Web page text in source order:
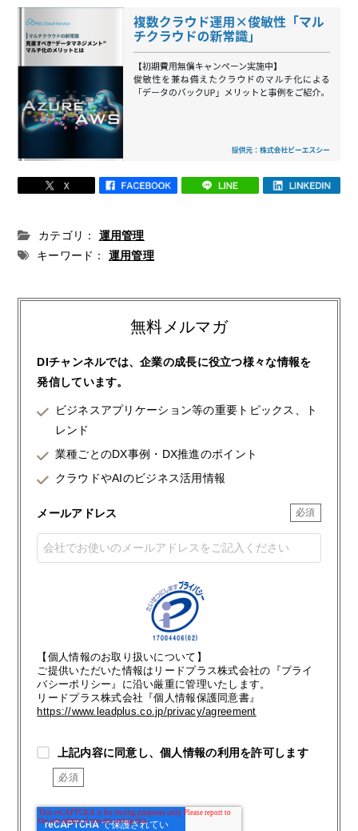
カテゴリ：
運用管理
キーワード：
運用管理
無料メルマガ
DIチャンネルでは、企業の成長に役立つ様々な情報を
発信しています。
ビジネスアプリケーション等の重要トピックス、ト
レンド
業種ごとのDX事例・DX推進のポイント
クラウドやAIのビジネス活用情報
メールアドレス
【個人情報のお取り扱いについて】
ご提供いただいた情報はリードプラス株式会社の『プライ
バシーポリシー』に沿い厳重に管理いたします。
リードプラス株式会社『個人情報保護同意書』
https://www.leadplus.co.jp/privacy/agreement
上記内容に同意し、個人情報の利用を許可します